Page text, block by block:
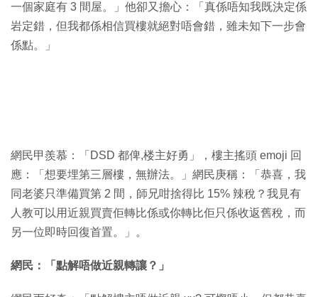
一個家庭有 3 間屋。」他卻又擔心：「真係唔知我既決定係
岩定錯，但我都係相信買樓就絕對唔會錯，雖未知下一步會
係點。」
網民甲羨慕：「DSD 都俾,楼主好勇」，樓主搖頭 emoji 回
應：「想要埋第三層樓，無辦法。」網民庚稱：「恭喜，我
同老婆只準備買第 2 間，師兄咁捨得比 15% 辣稅？我見有
人教可以用近親買賣佢轉比係或你轉比佢只係收返舊稅，而
另一位即時回復首置。」。
網民：「點解唔做近親轉讓？」